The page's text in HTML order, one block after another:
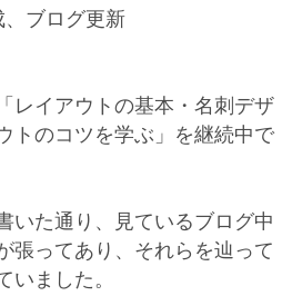
ブログ更新
レイアウトの基本・名刺デザ
トのコツを学ぶ」を継続中で
いた通り、見ているブログ中
張ってあり、それらを辿って
いました。